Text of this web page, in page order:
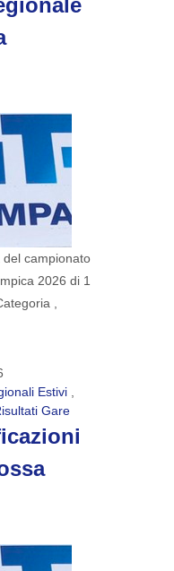
campionato
2026 di 1
,
Estivi
Gare